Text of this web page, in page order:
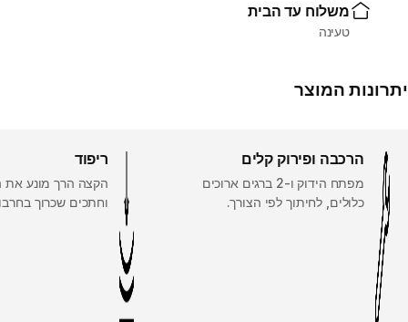
משלוח עד הבית
טעינה
יתרונות המוצר
הרכבה ופירוק קלים
מפתח הידוק ו-2 ברגים ארוכים
כלולים, לחיתוך לפי הצורך.
ריפוד
הקצה הרך מונע את
וחתכים שכרוך